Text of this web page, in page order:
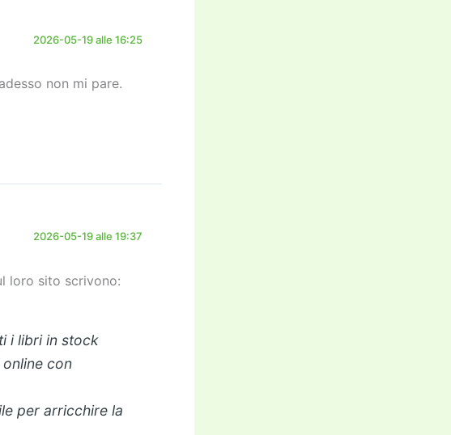
2026-05-19 alle 16:25
non mi pare.
2026-05-19 alle 19:37
loro sito scrivono:
i libri in stock
online con
per arricchire la